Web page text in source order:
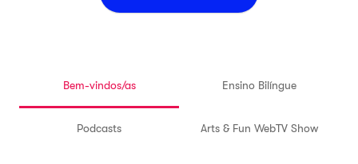
Bem-vindos/as Ensino Bilíngue
Podcasts Arts & Fun WebTV Show